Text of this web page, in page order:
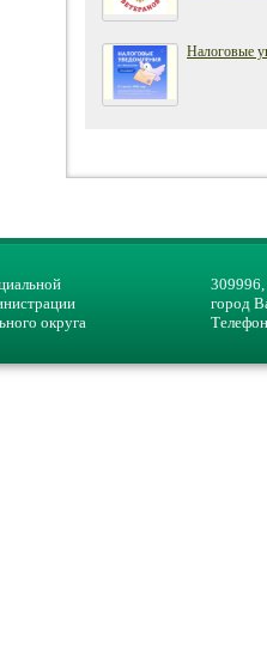
Налоговые
округа
309996,
город